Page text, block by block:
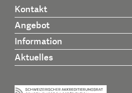
Kontakt
Angebot
Information
Aktuelles